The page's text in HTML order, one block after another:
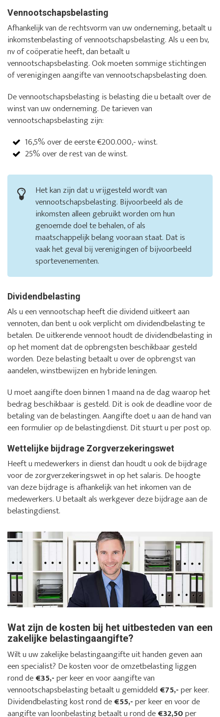
Vennootschapsbelasting
Afhankelijk van de rechtsvorm van uw onderneming, betaalt u
inkomstenbelasting of vennootschapsbelasting. Als u een bv,
nv of coöperatie heeft, dan betaalt u
vennootschapsbelasting. Ook moeten sommige stichtingen
of verenigingen aangifte van vennootschapsbelasting doen.
De vennootschapsbelasting is belasting die u betaalt over de
winst van uw onderneming. De tarieven van
vennootschapsbelasting zijn:
16,5% over de eerste €200.000,- winst.
25% over de rest van de winst.
Het kan zijn dat u vrijgesteld wordt van
vennootschapsbelasting. Bijvoorbeeld als de
inkomsten alleen gebruikt worden om hun
genoemde doel te behalen, of als
maatschappelijk belang vooraan staat. Dat is
vaak het geval bij verenigingen of bijvoorbeeld
sportevenementen.
Dividendbelasting
Als u een vennootschap heeft die dividend uitkeert aan
vennoten, dan bent u ook verplicht om dividendbelasting te
betalen. De uitkerende vennoot houdt de dividendbelasting in
op het moment dat de opbrengsten beschikbaar gesteld
worden. Deze belasting betaalt u over de opbrengst van
aandelen, winstbewijzen en hybride leningen.
U moet aangifte doen binnen 1 maand na de dag waarop het
bedrag beschikbaar is gesteld. Dit is ook de deadline voor de
betaling van de belastingen. Aangifte doet u aan de hand van
een formulier op de belastingdienst. Dit stuurt u per post op.
Wettelijke bijdrage Zorgverzekeringswet
Heeft u medewerkers in dienst dan houdt u ook de bijdrage
voor de zorgverzekeringswet in op het salaris. De hoogte
van deze bijdrage is afhankelijk van het inkomen van de
medewerkers. U betaalt als werkgever deze bijdrage aan de
belastingdienst.
Wat zijn de kosten bij het uitbesteden van een
zakelijke belastingaangifte?
Wilt u uw zakelijke belastingaangifte uit handen geven aan
een specialist? De kosten voor de omzetbelasting liggen
rond de€35,-per keer en voor aangifte van
vennootschapsbelasting betaalt u gemiddeld €75,-per keer.
Dividendbelasting kost rond de€55,-per keer en voor de
aangifte van loonbelasting betaalt u rond de€32,50per